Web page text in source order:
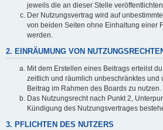
jeweils die an dieser Stelle
Der Nutzungsvertrag wird auf
von beiden Seiten ohne Einhaltung einer
werden.
2. EINRÄUMUNG VON
Mit dem Erstellen eines Beitrags erteilst
zeitlich und räumlich unbeschränktes und
Beitrag im Rahmen des Boards zu nutzen.
Das Nutzungsrecht nach Punkt 2,
Kündigung des Nutzungsvertrages
3. PFLICHTEN DES NUTZERS